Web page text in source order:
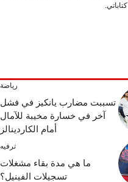
كتاباتي.
رياضة
تسببت مضارب يانكيز في فشل
آخر في خسارة مخيبة للآمال
أمام الكاردينالز
ترفيه
ما هي مدة بقاء مشغلات
تسجيلات الفينيل؟